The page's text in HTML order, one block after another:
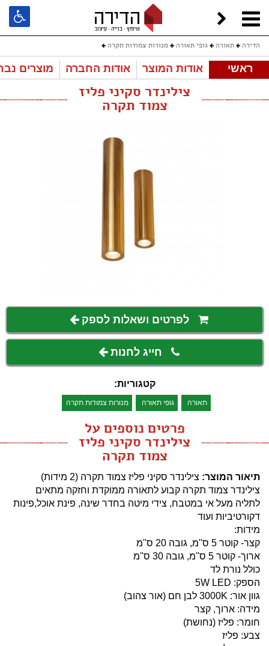
הדירה תאורה גופי תאורה מנורות צמודות תקרה
צילינדר סקיני פליז צמוד תקרה
ראשי אודות המוצר אודות החברה מוצרים
צילינדר סקיני פליז
צמוד תקרה
לפרטים ושאלות לספק
חייג לחנות
קטגוריות:
תאורה גופי תאורה מנורות צמודות תקרה
פרטים נוספים על
צילינדר סקיני פליז
צמוד תקרה
תיאור המוצר: צילינדר סקיני פליז צמוד תקרה (2 מידות)
צילינדר צמוד תקרה קבוע לתאורה ממוקדת וחזקה מתאים
לתליה מעל אי במטבח, צידי מיטה בחדר שינה, פינת אוכל,פינות
דקורטיביות ועוד
מידות:
קצר- קוטר 5 ס''מ, גובה 20 ס''מ
ארוך- קוטר 5 ס''מ, גובה 30 ס''מ
כולל נורת לד
הספק: 5W LED
גוון אור: 3000K לבן חם (אור צהוב)
מידה: ארוך, קצר
חומר: פליז (נחושת)
צבע: פליז